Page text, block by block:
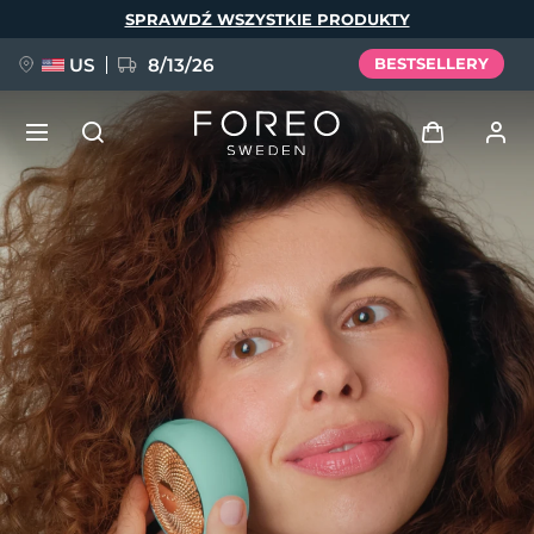
SPRAWDŹ WSZYSTKIE PRODUKTY
US 8/13/26 BESTSELLERY
Zaloguj
Profil użytkownika
Moje urządzenia
Moje zamówienia
Moje adresy
Moje subskrypcje
NOWOŚĆ
FAQ™ Pure Beauty-Tech Elixir
BREAKING NEWS
issa™ Teeth Whitening Set
Język
English Deutsch
Español
Français
Italiano
Português
Polski
Svenska
Русский
Türkçe
简体中文 繁體中文